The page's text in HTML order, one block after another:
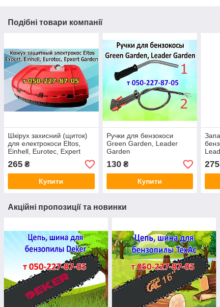
Подібні товари компанії
Шкірух захисний (щиток)
для електрокоси Eltos,
Einhell, Eurotec, Expert
Garden
265 ₴
Купити
Ручки для бензокоси
Green Garden, Leader
Garden
130₴
Купити
275
Акційні пропозиції та новинки